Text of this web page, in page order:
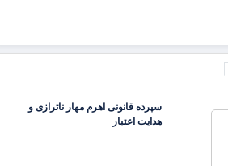
سپرده قانونی اهرم مهار ناترازی و
هدایت اعتبار